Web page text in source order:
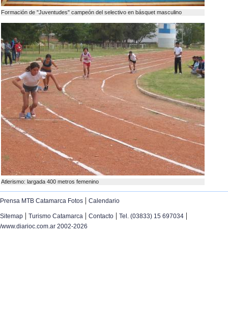
Formación de "Juventudes" campeón del selectivo en básquet masculino
Atlerismo: largada 400 metros femenino
Prensa MTB Catamarca Fotos | Calendario
Sitemap | Turismo Catamarca | Contacto | Tel. (03833) 15 697034 |
/www.diarioc.com.ar 2002-2026